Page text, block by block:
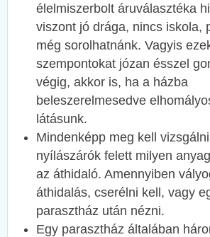
élelmiszerbolt áruválasztéka
viszont jó drága, nincs iskola,
még sorolhatnánk. Vagyis
szempontokat józan ésszel
végig, akkor is, ha a házba
beleszerelmesedve
látásunk.
Mindenképp meg kell
nyílászárók felett milyen
az áthidaló. Amennyiben
áthidalás, cserélni kell, vagy
parasztház után nézni.
Egy parasztház általában